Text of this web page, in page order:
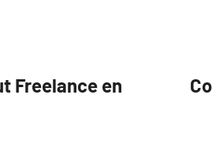
Freelance en